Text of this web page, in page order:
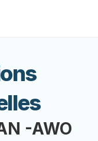
-AWO